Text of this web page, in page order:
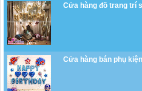
Cửa hàng đồ trang trí
Cửa hàng bán phụ